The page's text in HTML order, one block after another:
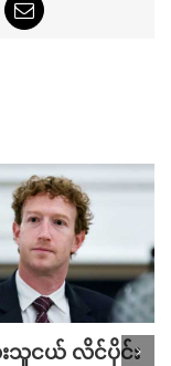
Email
သူငယ် လိင်ပိုင်း